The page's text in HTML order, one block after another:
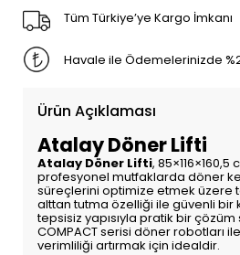
Tüm Türkiye’ye Kargo İmkanı
Havale ile Ödemelerinizde %2
Ürün Açıklaması
Atalay Döner Lifti
Atalay Döner Lifti,
profesyonel mutfaklarda döner
süreçlerini optimize etmek üzere
alttan tutma özelliği ile güvenli bir
tepsisiz yapısıyla pratik bir çözüm
COMPACT serisi döner robotları
verimliliği artırmak için idealdir.